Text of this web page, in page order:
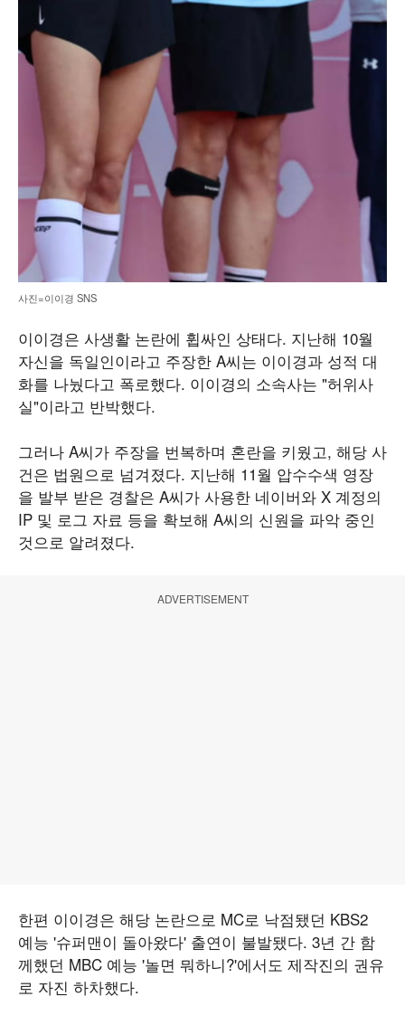
사진=이이경 SNS
이이경은 사생활 논란에 휩싸인 상태다. 지난해 10월
자신을 독일인이라고 주장한 A씨는 이이경과 성적 대
화를 나눴다고 폭로했다. 이이경의 소속사는 "허위사
실"이라고 반박했다.
그러나 A씨가 주장을 번복하며 혼란을 키웠고, 해당 사
건은 법원으로 넘겨졌다. 지난해 11월 압수수색 영장
을 발부 받은 경찰은 A씨가 사용한 네이버와 X 계정의
IP 및 로그 자료 등을 확보해 A씨의 신원을 파악 중인
것으로 알려졌다.
ADVERTISEMENT
한편 이이경은 해당 논란으로 MC로 낙점됐던 KBS2
예능 '슈퍼맨이 돌아왔다' 출연이 불발됐다. 3년 간 함
께했던 MBC 예능 '놀면 뭐하니?'에서도 제작진의 권유
로 자진 하차했다.